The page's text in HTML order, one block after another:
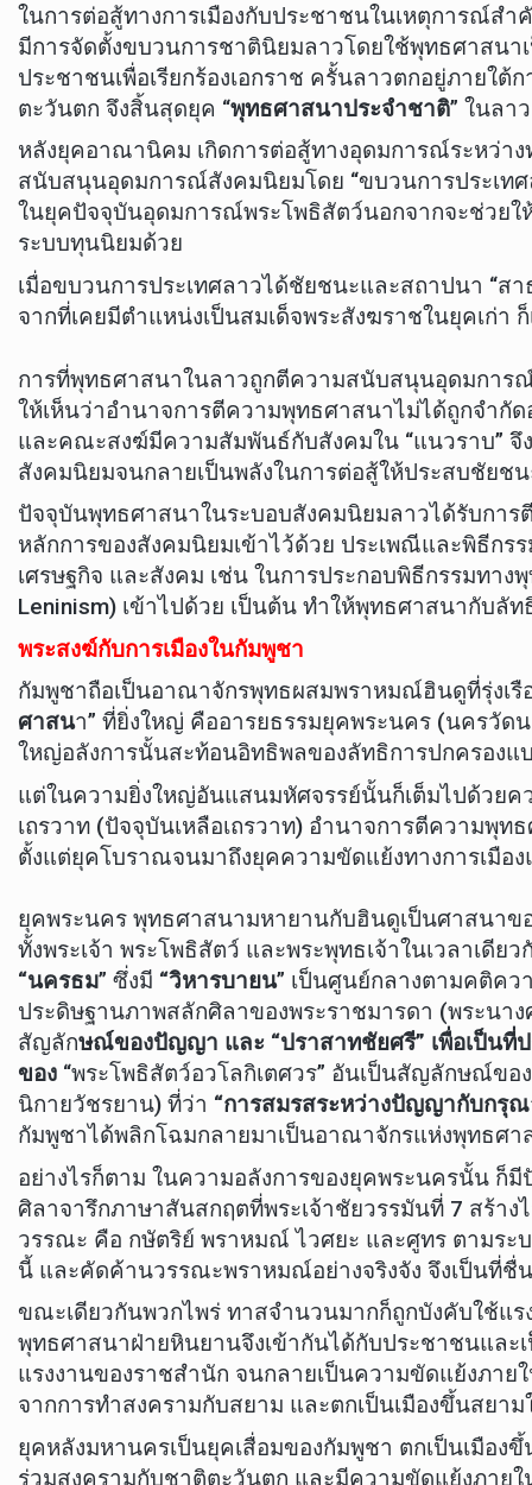
ในการต่อสู้ทางการเมืองกับประชาชนในเหตุการณ์ส
มีการจัดตั้งขบวนการชาตินิยมลาวโดยใช้พุทธศาสน
ประชาชนเพื่อเรียกร้องเอกราช ครั้นลาวตกอยู่ภายใ
ตะวันตก จึงสิ้นสุดยุค “พุทธศาสนาประจำชาติ” ในลาว
หลังยุคอาณานิคม เกิดการต่อสู้ทางอุดมการณ์ระหว่
สนับสนุนอุดมการณ์สังคมนิยมโดย “ขบวนการประเท
ในยุคปัจจุบันอุดมการณ์พระโพธิสัตว์นอกจากจะช่วย
ระบบทุนนิยมด้วย
เมื่อขบวนการประเทศลาวได้ชัยชนะและสถาปนา “
จากที่เคยมีตำแหน่งเป็นสมเด็จพระสังฆราชในยุคเก่า
การที่พุทธศาสนาในลาวถูกตีความสนับสนุนอุดมกา
ให้เห็นว่าอำนาจการตีความพุทธศาสนาไม่ได้ถูกจำ
และคณะสงฆ์มีความสัมพันธ์กับสังคมใน “แนวราบ”
สังคมนิยมจนกลายเป็นพลังในการต่อสู้ให้ประสบชัยช
ปัจจุบันพุทธศาสนาในระบอบสังคมนิยมลาวได้รับการ
หลักการของสังคมนิยมเข้าไว้ด้วย ประเพณีและพิธีกร
เศรษฐกิจ และสังคม เช่น ในการประกอบพิธีกรรมท
Leninism) เข้าไปด้วย เป็นต้น ทำให้พุทธศาสนากับลั
พระสงฆ์กับการเมืองในกัมพูชา
กัมพูชาถือเป็นอาณาจักรพุทธผสมพราหมณ์ฮินดูที่รุ่งเรื
ศาสนา” ที่ยิ่งใหญ่ คืออารยธรรมยุคพระนคร (นครวั
ใหญ่อลังการนั้นสะท้อนอิทธิพลของลัทธิการปกครองแ
แต่ในความยิ่งใหญ่อันแสนมหัศจรรย์นั้นก็เต็มไปด้ว
เถรวาท (ปัจจุบันเหลือเถรวาท) อำนาจการตีความพุ
ตั้งแต่ยุคโบราณจนมาถึงยุคความขัดแย้งทางการเมือ
ยุคพระนคร พุทธศาสนามหายานกับฮินดูเป็นศาสนาข
ทั้งพระเจ้า พระโพธิสัตว์ และพระพุทธเจ้าในเวลาเดี
“นครธม” ซึ่งมี “วิหารบายน” เป็นศูนย์กลางตามคติค
ประดิษฐานภาพสลักศิลาของพระราชมารดา (พระน
สัญลักษณ์ของปัญญา และ “ปราสาทชัยศรี” เพื่อเป็นที่
ของ “พระโพธิสัตว์อวโลกิเตศวร” อันเป็นสัญลักษณ์ข
นิกายวัชรยาน) ที่ว่า “การสมรสระหว่างปัญญากับกรุณ
กัมพูชาได้พลิกโฉมกลายมาเป็นอาณาจักรแห่งพุทธศา
อย่างไรก็ตาม ในความอลังการของยุคพระนครนั้น ก็
ศิลาจารึกภาษาสันสกฤตที่พระเจ้าชัยวรรมันที่ 7 สร้าง
วรรณะ คือ กษัตริย์ พราหมณ์ ไวศยะ และศูทร ตามร
นี้ และคัดค้านวรรณะพราหมณ์อย่างจริงจัง จึงเป็นที่
ขณะเดียวกันพวกไพร่ ทาสจำนวนมากก็ถูกบังคับใช้แ
พุทธศาสนาฝ่ายหินยานจึงเข้ากันได้กับประชาชนและ
แรงงานของราชสำนัก จนกลายเป็นความขัดแย้งภา
จากการทำสงครามกับสยาม และตกเป็นเมืองขึ้นสยาม
ยุคหลังมหานครเป็นยุคเสื่อมของกัมพูชา ตกเป็นเมือง
ร่วมสงครามกับชาติตะวันตก และมีความขัดแย้งภาย